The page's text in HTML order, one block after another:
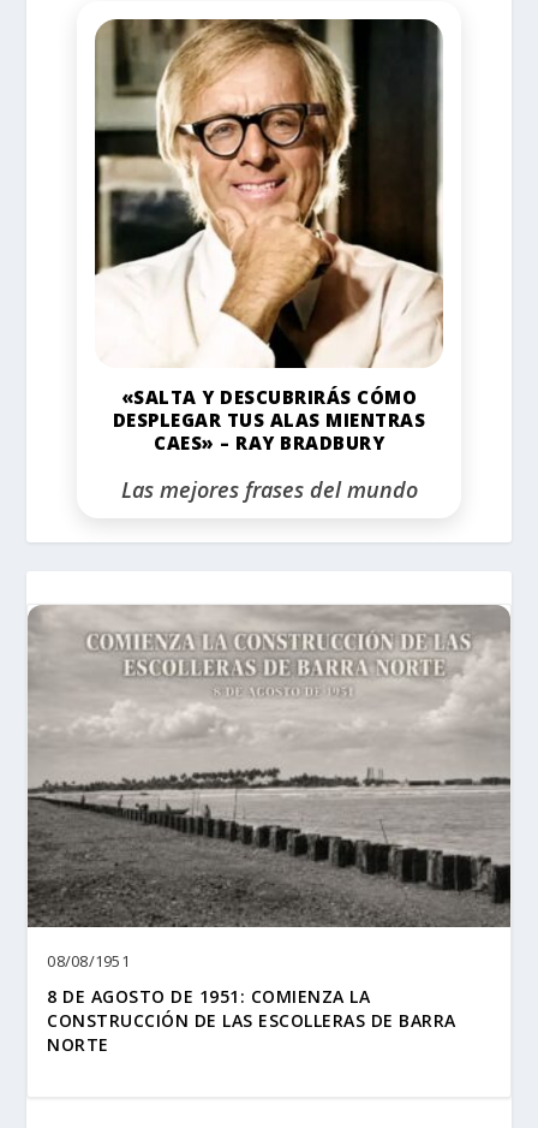
«SALTA Y DESCUBRIRÁS CÓMO
DESPLEGAR TUS ALAS MIENTRAS
CAES» – RAY BRADBURY
Las mejores frases del mundo
08/08/1951
8 DE AGOSTO DE 1951: COMIENZA LA
CONSTRUCCIÓN DE LAS ESCOLLERAS DE BARRA
NORTE